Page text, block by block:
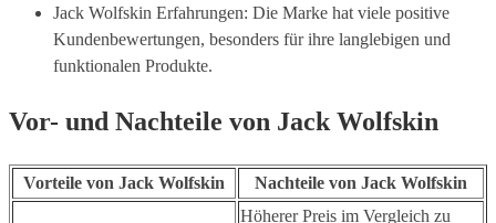
Jack Wolfskin Erfahrungen: Die Marke hat viele positive
Kundenbewertungen, besonders für ihre langlebigen und
funktionalen Produkte.
Vor- und Nachteile von Jack Wolfskin
Vorteile von Jack Wolfskin Nachteile von Jack Wolfskin
Höherer Preis im Vergleich zu